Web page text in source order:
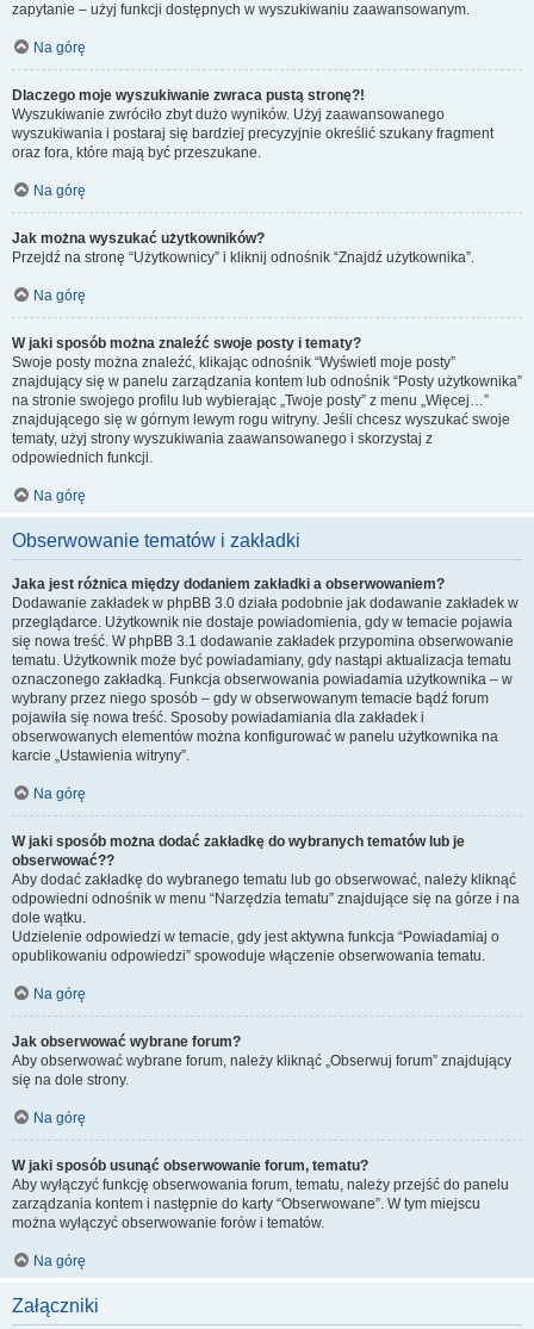
zapytanie – użyj funkcji dostępnych w wyszukiwaniu zaawansowanym.
Na górę
Dlaczego moje wyszukiwanie zwraca pustą stronę?!
Wyszukiwanie zwróciło zbyt dużo wyników. Użyj zaawansowanego
wyszukiwania i postaraj się bardziej precyzyjnie określić szukany fragment
oraz fora, które mają być przeszukane.
Na górę
Jak można wyszukać użytkowników?
Przejdź na stronę “Użytkownicy” i kliknij odnośnik “Znajdź użytkownika”.
Na górę
W jaki sposób można znaleźć swoje posty i tematy?
Swoje posty można znaleźć, klikając odnośnik “Wyświetl moje posty”
znajdujący się w panelu zarządzania kontem lub odnośnik “Posty użytkownika”
na stronie swojego profilu lub wybierając „Twoje posty” z menu „Więcej…”
znajdującego się w górnym lewym rogu witryny. Jeśli chcesz wyszukać swoje
tematy, użyj strony wyszukiwania zaawansowanego i skorzystaj z
odpowiednich funkcji.
Na górę
Obserwowanie tematów i zakładki
Jaka jest różnica między dodaniem zakładki a obserwowaniem?
Dodawanie zakładek w phpBB 3.0 działa podobnie jak dodawanie zakładek w
przeglądarce. Użytkownik nie dostaje powiadomienia, gdy w temacie pojawia
się nowa treść. W phpBB 3.1 dodawanie zakładek przypomina obserwowanie
tematu. Użytkownik może być powiadamiany, gdy nastąpi aktualizacja tematu
oznaczonego zakładką. Funkcja obserwowania powiadamia użytkownika – w
wybrany przez niego sposób – gdy w obserwowanym temacie bądź forum
pojawiła się nowa treść. Sposoby powiadamiania dla zakładek i
obserwowanych elementów można konfigurować w panelu użytkownika na
karcie „Ustawienia witryny”.
Na górę
W jaki sposób można dodać zakładkę do wybranych tematów lub je
obserwować??
Aby dodać zakładkę do wybranego tematu lub go obserwować, należy kliknąć
odpowiedni odnośnik w menu “Narzędzia tematu” znajdujące się na górze i na
dole wątku.
Udzielenie odpowiedzi w temacie, gdy jest aktywna funkcja “Powiadamiaj o
opublikowaniu odpowiedzi” spowoduje włączenie obserwowania tematu.
Na górę
Jak obserwować wybrane forum?
Aby obserwować wybrane forum, należy kliknąć „Obserwuj forum” znajdujący
się na dole strony.
Na górę
W jaki sposób usunąć obserwowanie forum, tematu?
Aby wyłączyć funkcję obserwowania forum, tematu, należy przejść do panelu
zarządzania kontem i następnie do karty “Obserwowane”. W tym miejscu
można wyłączyć obserwowanie forów i tematów.
Na górę
Załączniki